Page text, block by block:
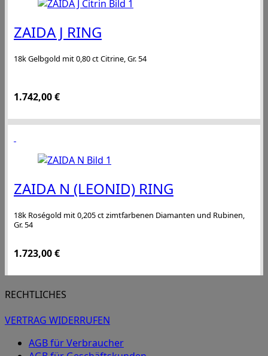
ZAIDA J RING
18k Gelbgold mit 0,80 ct Citrine, Gr. 54
1.742,00€
ZAIDA N (LEONID) RING
18k Roségold mit 0,205 ct zimtfarbenen Diamanten und Rubinen,
Gr. 54
1.723,00€
RECHTLICHES
VERTRAG WIDERRUFEN
AGB für Verbraucher